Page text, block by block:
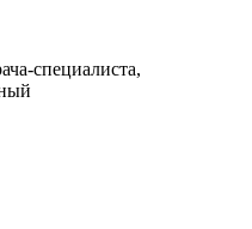
специалиста,